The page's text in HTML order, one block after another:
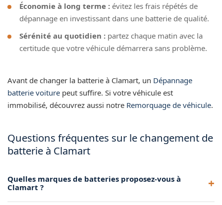
Économie à long terme : évitez les frais répétés de
dépannage en investissant dans une batterie de qualité.
Sérénité au quotidien : partez chaque matin avec la
certitude que votre véhicule démarrera sans problème.
Avant de changer la batterie à Clamart, un Dépannage
batterie voiture peut suffire. Si votre véhicule est
immobilisé, découvrez aussi notre Remorquage de véhicule.
Questions fréquentes sur le changement de
batterie à Clamart
Quelles marques de batteries proposez-vous à
Clamart ?